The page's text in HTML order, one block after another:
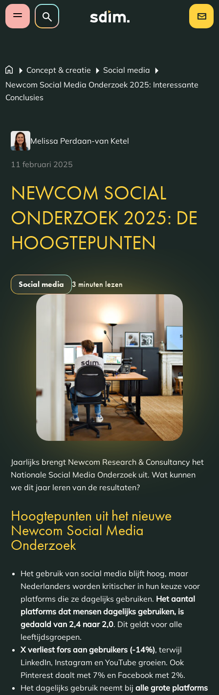
Navigatie overslaan
Open mobiel menu
Zoeken op website
Zoeken
Concept & creatie
Social media
Newcom Social Media Onderzoek 2025: Interessante
Conclusies
Melissa Perdaan-van Ketel
11 februari 2025
NEWCOM SOCIAL
ONDERZOEK 2025: DE
HOOGTEPUNTEN
Social media 3 minuten lezen
Jaarlijks brengt Newcom Research & Consultancy het
Nationale Social Media Onderzoek uit. Wat kunnen
we dit jaar leren van de resultaten?
Hoogtepunten uit het nieuwe
Newcom Social Media
Onderzoek
Het gebruik van social media blijft hoog, maar
Nederlanders worden kritischer in hun keuze voor
platforms die ze dagelijks gebruiken. Het aantal
platforms dat mensen dagelijks gebruiken, is
gedaald van 2,4 naar 2,0. Dit geldt voor alle
leeftijdsgroepen.
X verliest fors aan gebruikers (-14%), terwijl
LinkedIn, Instagram en YouTube groeien. Ook
Pinterest daalt met 7% en Facebook met 2%.
Het dagelijks gebruik neemt bij alle grote platforms